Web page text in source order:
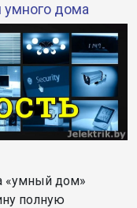
умного дома
«умный дом»
полную